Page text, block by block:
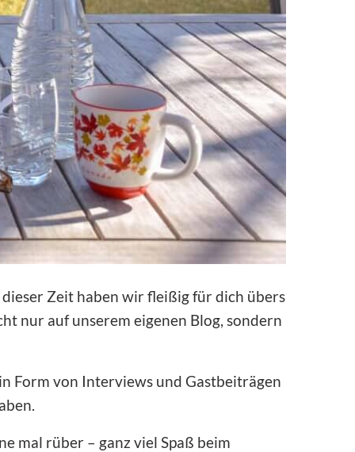
Zeit haben wir fleißig für dich übers
nur auf unserem eigenen Blog, sondern
Form von Interviews und Gastbeiträgen
mal rüber – ganz viel Spaß beim